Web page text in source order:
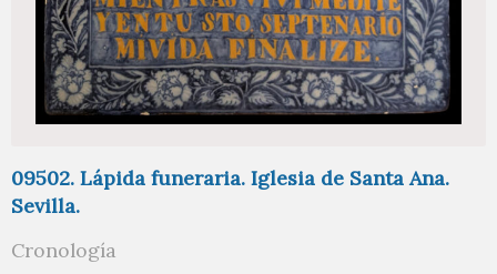
09502. Lápida funeraria. Iglesia de Santa Ana.
Sevilla.
Cronología